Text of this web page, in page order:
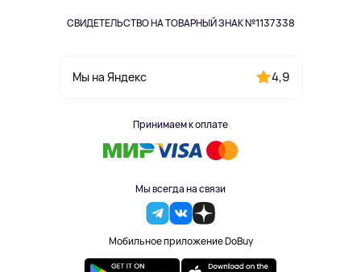
СВИДЕТЕЛЬСТВО НА ТОВАРНЫЙ ЗНАК №1137338
Мы на Яндекс 4,9
Принимаем к оплате
Мы всегда на связи
Мобильное приложение DoBuy